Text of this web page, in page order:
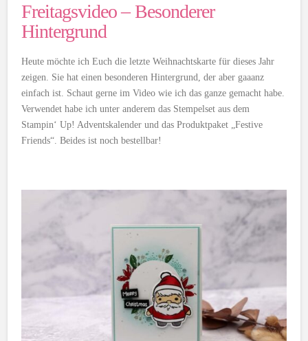
Freitagsvideo – Besonderer
Hintergrund
Heute möchte ich Euch die letzte Weihnachtskarte für dieses Jahr
zeigen. Sie hat einen besonderen Hintergrund, der aber gaaanz
einfach ist. Schaut gerne im Video wie ich das ganze gemacht habe.
Verwendet habe ich unter anderem das Stempelset aus dem
Stampin‘ Up! Adventskalender und das Produktpaket „Festive
Friends“. Beides ist noch bestellbar!